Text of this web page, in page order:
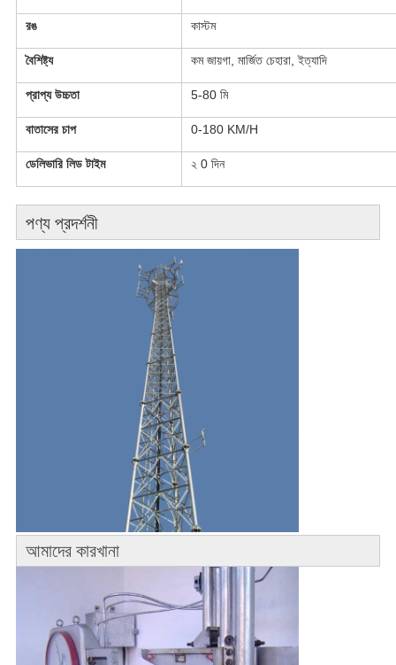
রঙ কাস্টম
বৈশিষ্ট্য কম জায়গা, মার্জিত চেহারা, ইত্যাদি
প্রাপ্য উচ্চতা 5-80 মি
বাতাসের চাপ 0-180 KM/H
ডেলিভারি লিড টাইম ২ 0 দিন
পণ্য প্রদর্শনী
আমাদের কারখানা